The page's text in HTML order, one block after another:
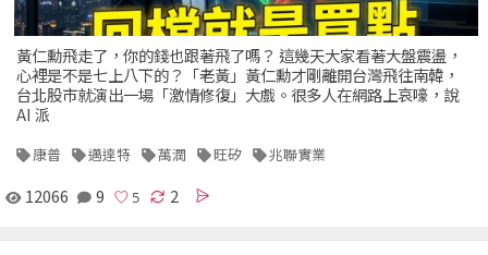
黃仁勳飛走了，你的錢也跟著飛了嗎？ 這幾天大家看著大盤震盪，
心裡是不是七上八下的？「老黃」黃仁勳才剛離開台灣飛往南韓，
台北股市就演出一場「激情修復」大戲。很多人在網路上哀嚎，說
AI 派
康普 邁達特 萬潤 旺矽 兆聯實業
12066 9 2